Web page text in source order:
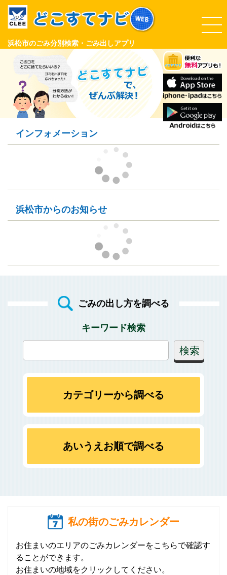
浜松市のごみ分別検索・ごみ出しアプリ
インフォメーション
浜松市からのお知らせ
ごみの出し方を調べる
キーワード検索
カテゴリーから調べる
あいうえお順で調べる
私の街のごみカレンダー
お住まいのエリアのごみカレンダーをこちらで確認す
ることができます。
お住まいの地域をクリックしてください。